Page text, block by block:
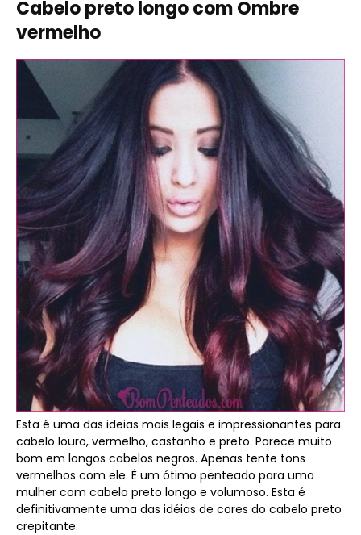
Cabelo preto longo com Ombre
vermelho
Esta é uma das ideias mais legais e impressionantes para
cabelo louro, vermelho, castanho e preto. Parece muito
bom em longos cabelos negros. Apenas tente tons
vermelhos com ele. É um ótimo penteado para uma
mulher com cabelo preto longo e volumoso. Esta é
definitivamente uma das idéias de cores do cabelo preto
crepitante.